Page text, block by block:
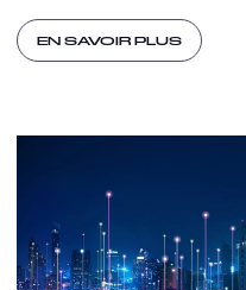
EN SAVOIR PLUS